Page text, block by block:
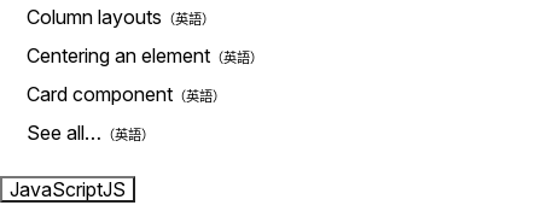
Column layouts
Centering an element
Card component
See all…
JavaScriptJS